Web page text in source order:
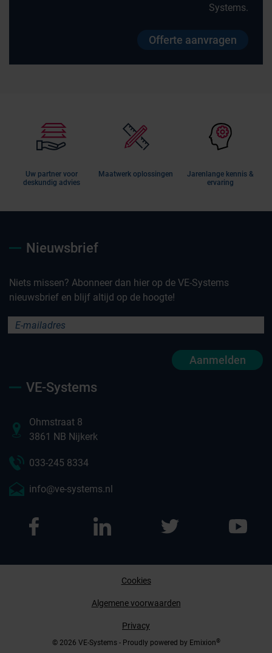
Systems.
Offerte aanvragen
Uw partner voor
deskundig advies
Maatwerk oplossingen
Jarenlange kennis &
ervaring
Nieuwsbrief
Niets missen? Abonneer dan hier op de VE-Systems
nieuwsbrief en blijf altijd op de hoogte!
Aanmelden
VE-Systems
Ohmstraat 8
3861 NB Nijkerk
033-245 8334
info@ve-systems.nl
© 2026 VE-Systems - Proudly powered by Emixion®
Cookies
Algemene voorwaarden
Privacy
Afspraak maken
Contact opnemen